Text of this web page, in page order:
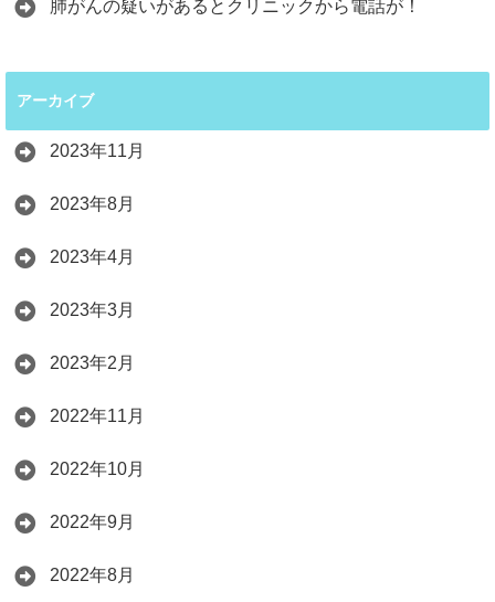
肺がんの疑いがあるとクリニックから電話が！
アーカイブ
2023年11月
2023年8月
2023年4月
2023年3月
2023年2月
2022年11月
2022年10月
2022年9月
2022年8月